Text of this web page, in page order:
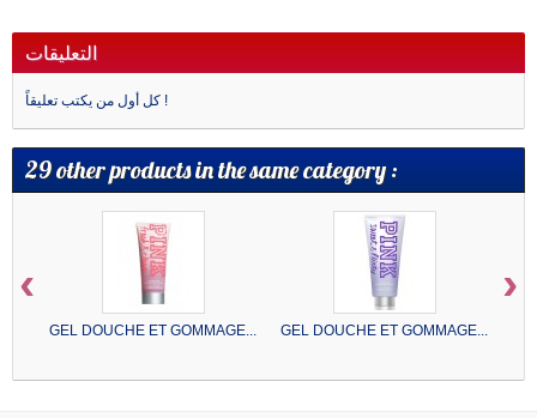
التعليقات
كل أول من يكتب تعليقاً !
29 other products in the same category :
GEL DOUCHE ET GOMMAGE... GEL DOUCHE ET GOMMAGE...
‹ ›